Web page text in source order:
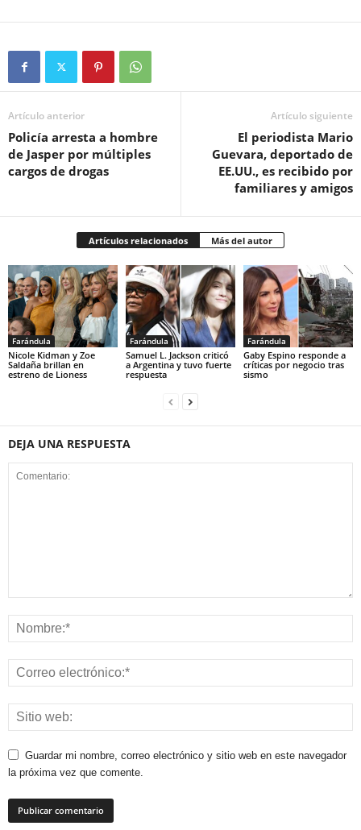
Artículo anterior
Policía arresta a hombre
de Jasper por múltiples
cargos de drogas
Artículo siguiente
El periodista Mario
Guevara, deportado de
EE.UU., es recibido por
familiares y amigos
Artículos relacionados Más del autor
Farándula
Nicole Kidman y Zoe
Saldaña brillan en
estreno de Lioness
Farándula
Samuel L. Jackson criticó
a Argentina y tuvo fuerte
respuesta
Farándula
Gaby Espino responde a
críticas por negocio tras
sismo
DEJA UNA RESPUESTA
Guardar mi nombre, correo electrónico y sitio web en este navegador
la próxima vez que comente.